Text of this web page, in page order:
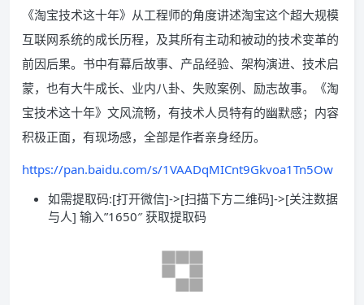
《淘宝技术这十年》从工程师的角度讲述淘宝这个超大规模
互联网系统的成长历程，及其所有主动和被动的技术变革的
前因后果。书中有幕后故事、产品经验、架构演进、技术启
蒙，也有大牛成长、业内八卦、失败案例、励志故事。《淘
宝技术这十年》文风流畅，有技术人员特有的幽默感；内容
积极正面，有现场感，全部是作者亲身经历。
https://pan.baidu.com/s/1VAADqMICnt9Gkvoa1Tn5Ow
如需提取码:[打开微信]->[扫描下方二维码]->[关注数据
与人] 输入”1650″ 获取提取码